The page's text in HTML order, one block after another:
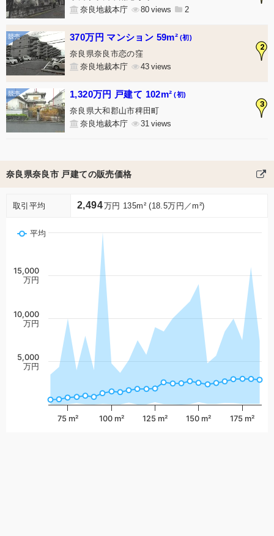
奈良地裁本庁
80 2
2
370万円 マンション 59m² (初)
奈良県奈良市恋の窪
奈良地裁本庁
43
3
1,320万円 戸建て 102m² (初)
奈良県大和郡山市稗田町
奈良地裁本庁
31
奈良県奈良市 戸建ての販売価格
取引平均 2,494万円 135m² (18.5万円／m²)
平均
75 m² 100 m² 125 m² 150 m² 175 m²
5,000
万円
10,000
万円
15,000
万円